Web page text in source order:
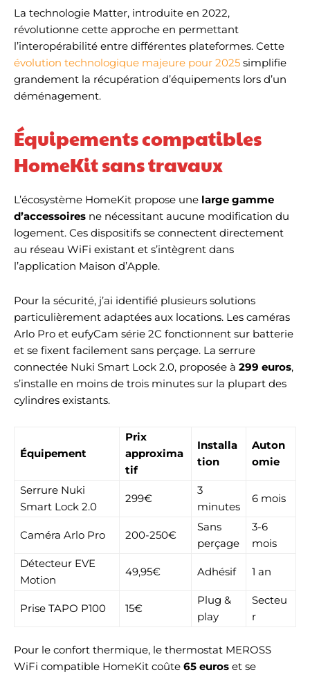
La technologie Matter, introduite en 2022,
révolutionne cette approche en permettant
l’interopérabilité entre différentes plateformes. Cette
évolution technologique majeure pour 2025 simplifie
grandement la récupération d’équipements lors d’un
déménagement.
Équipements compatibles
HomeKit sans travaux
L’écosystème HomeKit propose une large gamme
d’accessoires ne nécessitant aucune modification du
logement. Ces dispositifs se connectent directement
au réseau WiFi existant et s’intègrent dans
l’application Maison d’Apple.
Pour la sécurité, j’ai identifié plusieurs solutions
particulièrement adaptées aux locations. Les caméras
Arlo Pro et eufyCam série 2C fonctionnent sur batterie
et se fixent facilement sans perçage. La serrure
connectée Nuki Smart Lock 2.0, proposée à 299 euros,
s’installe en moins de trois minutes sur la plupart des
cylindres existants.
Équipement
Prix
approxima
tif
Installa
tion
Auton
omie
Serrure Nuki
Smart Lock 2.0
299€
3
minutes
6 mois
Caméra Arlo Pro 200-250€
Sans
perçage
3-6
mois
Détecteur EVE
Motion
49,95€ Adhésif 1 an
Prise TAPO P100 15€
Plug &
play
Secteu
r
Pour le confort thermique, le thermostat MEROSS
WiFi compatible HomeKit coûte 65 euros et se